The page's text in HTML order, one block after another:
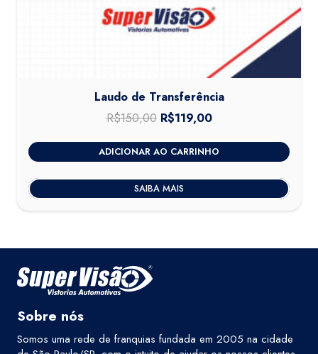
Laudo de Transferência
R$150,00 O
preço
original
era:
R$150,00.
R$119,00O
preço
atual
é:
R$119,00.
ADICIONAR AO CARRINHO
SAIBA MAIS
Sobre nós
Somos uma rede de franquias fundada em 2005 na cidade